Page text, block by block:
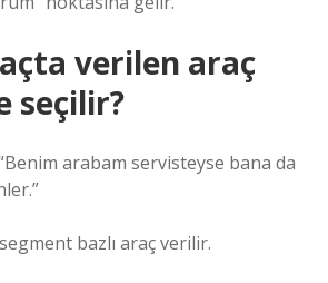
verilen araç
seçilir?
arabam servisteyse bana da
bazlı araç verilir.